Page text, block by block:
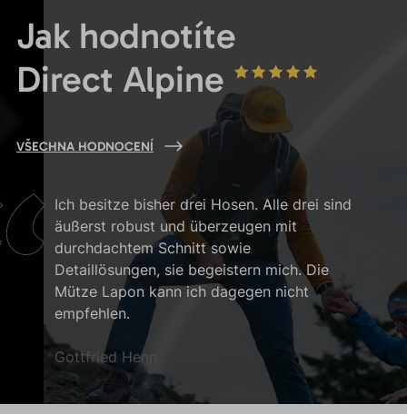
Jak hodnotíte
Direct Alpine
VŠECHNA HODNOCENÍ
Ich besitze bisher drei Hosen. Alle drei sind
äußerst robust und überzeugen mit
durchdachtem Schnitt sowie
Detaillösungen, sie begeistern mich. Die
Mütze Lapon kann ich dagegen nicht
empfehlen.
Gottfried Henn